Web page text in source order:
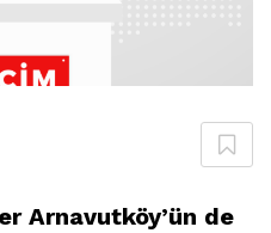
Arnavutköy’ün de